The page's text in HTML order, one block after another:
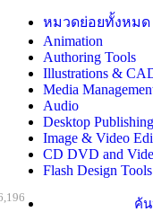
หมวดย่อยทั้งหมด
Animation
Authoring Tools
Illustrations &
Media
Audio
Desktop Publishing
Image & Video
CD DVD and
Flash Design Tools
ค้